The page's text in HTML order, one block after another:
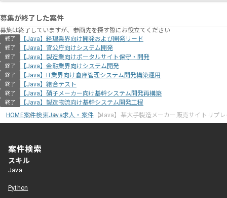
募集が終了した案件
募集は終了していますが、参画先を探す際にお役立てください
終了 【Java】経理業界向け開発および開発リード
終了 【Java】官公庁向けシステム開発
終了 【Java】製造業向けポータルサイト保守・開発
終了 【Java】金融業界向けシステム開発
終了 【Java】IT業界向け倉庫管理システム開発構築運用
終了 【Java】結合テスト
終了 【Java】硝子メーカー向け基幹システム開発再構築
終了
【Java】製造物流向け基幹システム開発工程
HOME案件検索Java求人・案件 【Java】某大手製造メーカー販売サイトリプ
案件検索
スキル
Java
Python